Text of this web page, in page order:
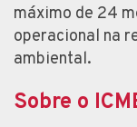
máximo de 24
operacional na
ambiental.
Sobre o